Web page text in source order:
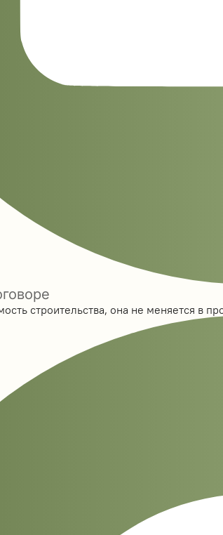
строительства, она не меняется в